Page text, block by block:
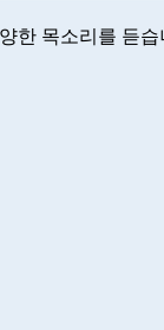
한 목소리를 듣습